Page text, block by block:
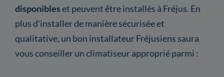
disponibleset peuvent être installés à Fréjus. En
plus d'installer de manière sécurisée et
qualitative, un bon installateur Fréjusiens saura
vous conseiller un climatiseur approprié parmi :